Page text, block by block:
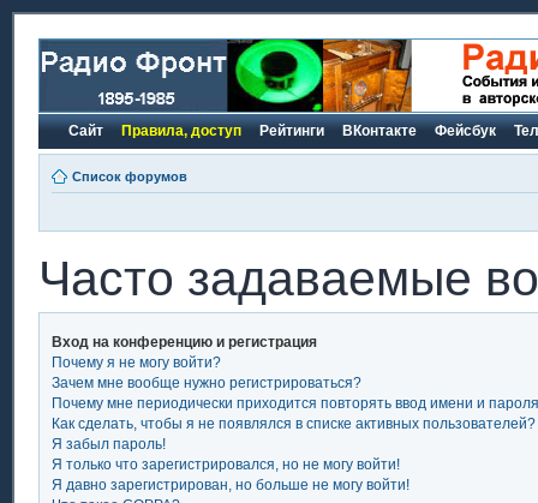
Сайт Правила, доступ Рейтинги ВКонтакте Фейсбук
Список форумов
Часто задаваемые
Вход на конференцию и регистрация
Почему я не могу войти?
Зачем мне вообще нужно регистрироваться?
Почему мне периодически приходится повторять ввод имени и
Как сделать, чтобы я не появлялся в списке активных пользователей?
Я забыл пароль!
Я только что зарегистрировался, но не могу войти!
Я давно зарегистрирован, но больше не могу войти!